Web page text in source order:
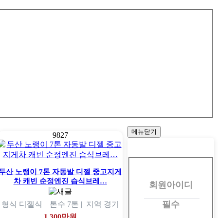
9827
산 노랭이 7톤 자동발 디젤 중고지게
차 캐빈 순정엔진 습식브레…
형식 디젤식 | 톤수 7톤 | 지역 경기
메뉴닫기
회
회원아이디
필수